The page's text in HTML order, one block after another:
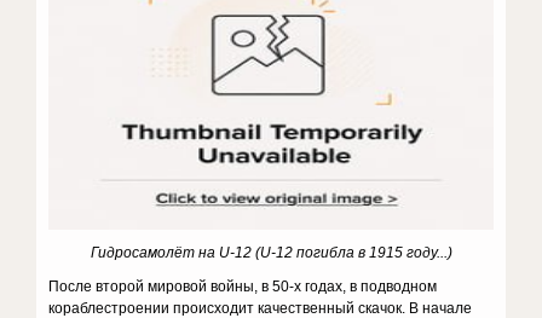
Гидросамолёт на U-12 (U-12 погибла в 1915 году...)
После второй мировой войны, в 50-х годах, в подводном
кораблестроении происходит качественный скачок. В начале